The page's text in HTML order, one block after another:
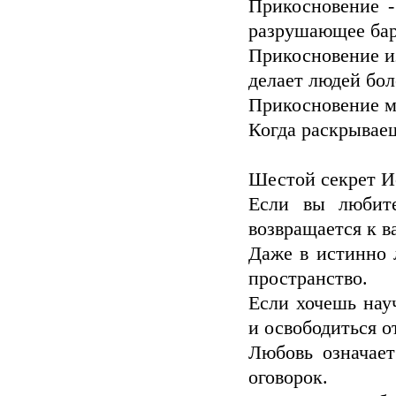
Прикосновение
разрушающее
Прикосновение
делает людей
Прикосновение
Когда
Шестой секрет
Если вы
возвращается к
Даже в истинно
пространство.
Если хочешь
и освободиться
Любовь
оговорок.